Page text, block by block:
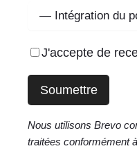
J'accepte de
Nous utilisons Brevo
traitées conformément à